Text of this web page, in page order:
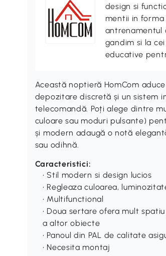
design si
mentii in
antrenamentul
gandim si la
educative
Această noptieră HomCom
depozitare discretă și un sistem
telecomandă. Poți alege dintre
culoare sau moduri pulsante)
și modern adaugă o notă
sau odihnă.
Caracteristici:
• Stil modern si design lucios
• Regleaza culoarea,
• Multifunctional
• Doua sertare ofera mult
a altor obiecte
• Panoul din PAL de calitate
• Necesita montaj